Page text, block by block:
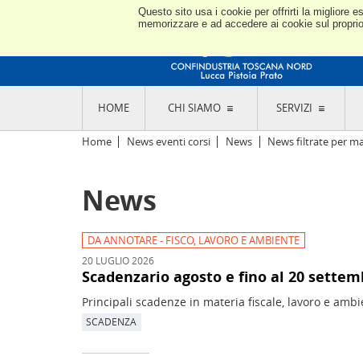
Questo sito usa i cookie per offrirti la migliore
memorizzare e ad accedere ai cookie sul
HOME CHI SIAMO
L'ASSOCIAZIONE
CODICE ETICO E DEI VALORI ASSOCIATIVI
TRASPARENZA CONTRIBUTI PUBBLICI
L'INDUSTRIA E IL TERRITORIO DI LUCCA,
PISTOIA E PRATO
SEDI E CONTATTI
ABOUT US
SERVIZI
Home News eventi corsi News News filtrate per
News
DA ANNOTARE - FISCO, LAVORO E AMBIENTE
20 LUGLIO 2026
Scadenzario agosto e fino al 20
Principali scadenze in materia fiscale, lavoro e
SCADENZA